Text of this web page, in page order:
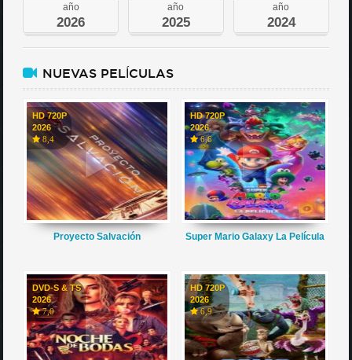
año
2026
año
2025
año
2024
NUEVAS PELÍCULAS
HD 720P
2026
8,4
Proyecto Salvación
HD 720P
2026
6,6
Super Mario Galaxy La Película
DVD-S & TS
2026
7,0
HD 720P
2026
6,9